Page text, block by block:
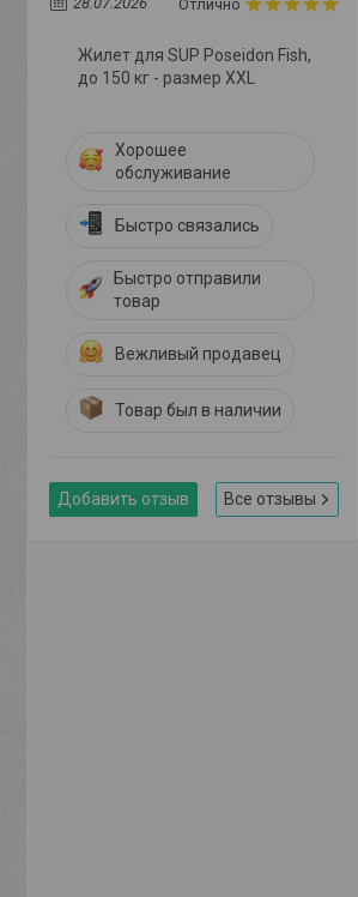
Отлично
Жилет для SUP Poseidon Fish,
до 150 кг - размер XXL
Хорошее
обслуживание
Быстро связались
Быстро отправили
товар
Вежливый продавец
Товар был в наличии
Добавить отзыв Все отзывы